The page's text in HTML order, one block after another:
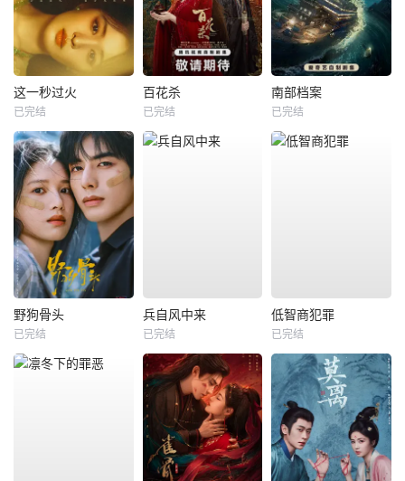
这一秒过火
已完结
百花杀
已完结
南部档案
已完结
野狗骨头
已完结
兵自风中来
已完结
低智商犯罪
已完结